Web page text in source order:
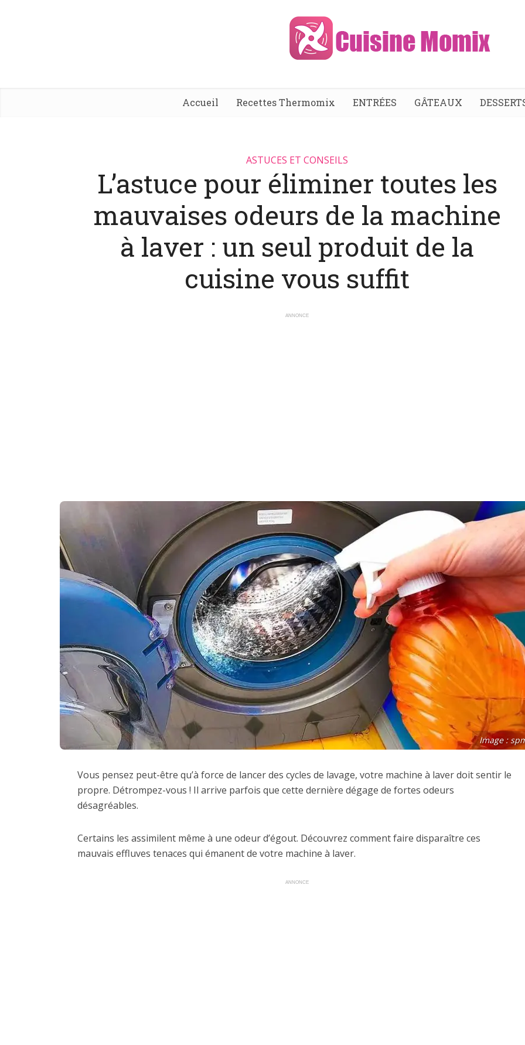
Accueil Recettes Thermomix ENTRÉES GÂTEAUX
ASTUCES ET CONSEILS
L’astuce pour éliminer toutes les
mauvaises odeurs de la machine
à laver : un seul produit de la
cuisine vous suffit
ANNONCE
Image :
Vous pensez peut-être qu’à force de lancer des cycles de lavage, votre machine à laver doit sentir le
propre. Détrompez-vous ! Il arrive parfois que cette dernière dégage de fortes odeurs
désagréables.
Certains les assimilent même à une odeur d’égout. Découvrez comment faire disparaître ces
mauvais effluves tenaces qui émanent de votre machine à laver.
ANNONCE